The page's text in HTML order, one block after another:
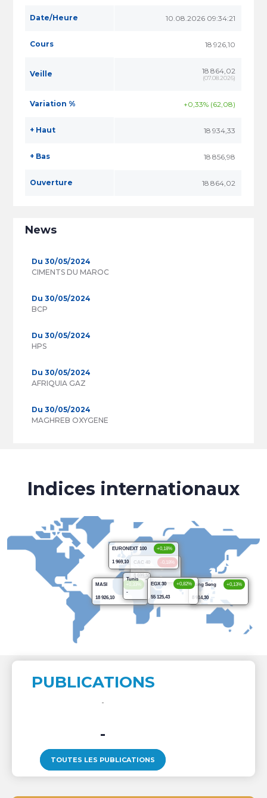
Date/Heure 10.08.2026 09:34:21
Cours 18 926,10
Veille 18 864,02
(07.08.2026)
Variation % +0,33% (62,08)
+ Haut 18 934,33
+ Bas 18 856,98
Ouverture 18 864,02
News
Du 30/05/2024
CIMENTS DU MAROC
Du 30/05/2024
BCP
Du 30/05/2024
HPS
Du 30/05/2024
AFRIQUIA GAZ
Du 30/05/2024
MAGHREB OXYGENE
Indices internationaux
CAC 40 -0,18%
8 699,55
EURONEXT 100 +0,18%
1 969,10
MASI +0,33%
18 926,10
Hang Seng +0,13%
8 914,30
Tunis -
-
EGX 30 +0,82%
55 125,43
PUBLICATIONS
-
TOUTES LES PUBLICATIONS